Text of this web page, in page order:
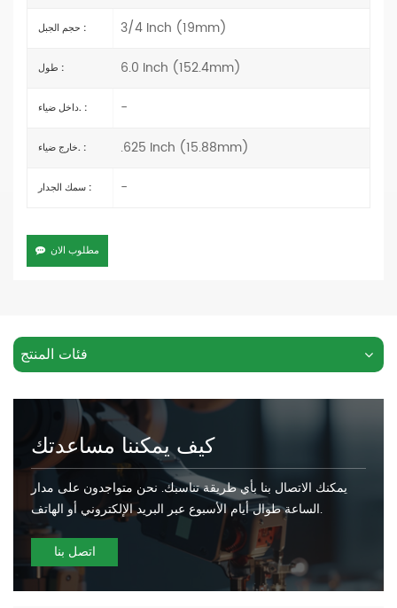
حجم الجبل : 3/4 Inch (19mm)
طول : 6.0 Inch (152.4mm)
داخل ضياء. : -
خارج ضياء. : .625 Inch (15.88mm)
سمك الجدار : -
مطلوب الان
فئات المنتج
كيف يمكننا مساعدتك
يمكنك الاتصال بنا بأي طريقة تناسبك. نحن متواجدون على مدار
الساعة طوال أيام الأسبوع عبر البريد الإلكتروني أو الهاتف.
اتصل بنا